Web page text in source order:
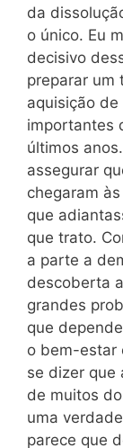
da
o único. Eu
decisivo
preparar um
aquisição
importantes
últimos
assegurar
chegaram
que
que trato.
a parte a
descoberta
grandes
que
o bem-estar
se dizer que
de muitos
uma
parece que